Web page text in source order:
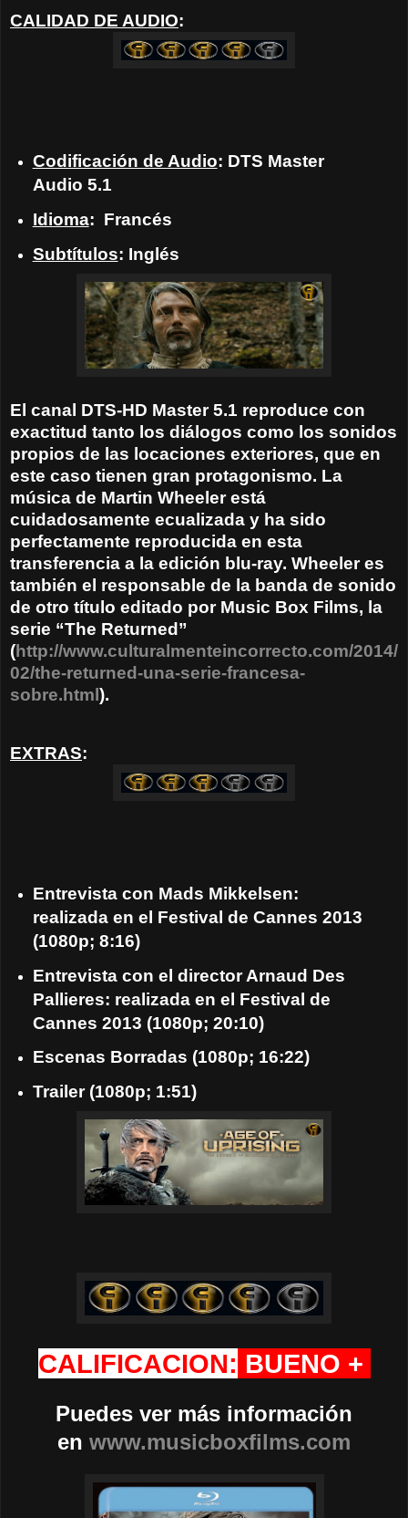
CALIDAD DE AUDIO:
Codificación de Audio: DTS Master
Audio 5.1
Idioma: Francés
Subtítulos: Inglés
El canal DTS-HD Master 5.1 reproduce con
exactitud tanto los diálogos como los sonidos
propios de las locaciones exteriores, que en
este caso tienen gran protagonismo. La
música de Martin Wheeler está
cuidadosamente ecualizada y ha sido
perfectamente reproducida en esta
transferencia a la edición blu-ray. Wheeler es
también el responsable de la banda de sonido
de otro título editado por Music Box Films, la
serie “The Returned”
(http://www.culturalmenteincorrecto.com/2014/
02/the-returned-una-serie-francesa-
sobre.html).
EXTRAS:
Entrevista con Mads Mikkelsen:
realizada en el Festival de Cannes 2013
(1080p; 8:16)
Entrevista con el director Arnaud Des
Pallieres: realizada en el Festival de
Cannes 2013 (1080p; 20:10)
Escenas Borradas (1080p; 16:22)
Trailer (1080p; 1:51)
CALIFICACION: BUENO +
Puedes ver más información
en www.musicboxfilms.com